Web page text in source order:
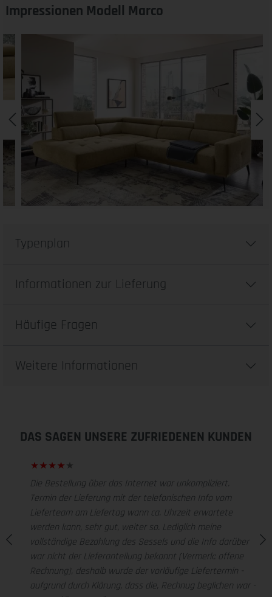
Impressionen Modell Marco
Typenplan
Informationen zur Lieferung
Häufige Fragen
Weitere Informationen
DAS SAGEN UNSERE ZUFRIEDENEN KUNDEN
Die Bestellung über das Internet war unkompliziert.
Termin der Lieferung mit der telefonischen Info vom
Lieferteam am Liefertag wann ca. Uhrzeit erwartete
werden kann, sehr gut, weiter so. Lediglich meine
vollständige Bezahlung des Sessels und die Info darüber
war nicht der Lieferanteilung bekannt (Vermerk: offene
Rechnung), deshalb wurde der vorläufige Liefertermin -
aufgrund durch Klärung, dass die, Rechnug beglichen war -